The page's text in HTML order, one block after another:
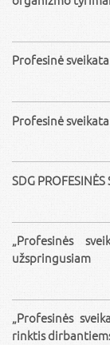
Profesinė
Profesinė
SDG
„Profesinės
užspringusiam
„Profesinės
rinktis